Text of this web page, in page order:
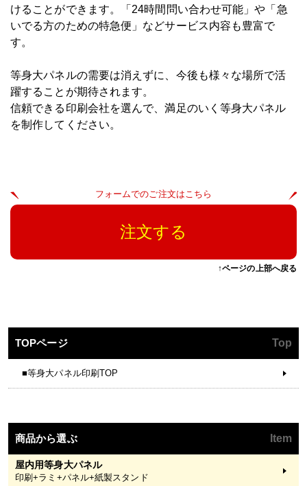
けることができます。「24時間問い合わせ可能」や「急
いでる方のための特急便」などサービス内容も豊富で
す。
等身大パネルの需要は消えずに、今後も様々な場所で活
躍することが期待されます。
信頼できる印刷会社を選んで、満足のいく等身大パネル
を制作してください。
フォームでのご注文はこちら
注文する
↑ページの上部へ戻る
TOPページ Top
■等身大パネル印刷TOP
商品から選ぶ Item
屋内用等身大パネル
印刷+ラミ+パネル+紙製スタンド